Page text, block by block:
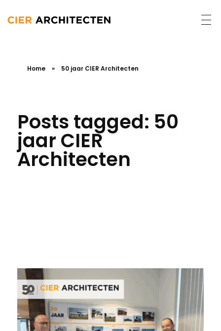
Home » 50 jaar CIER Architecten
Posts tagged: 50
jaar CIER
Architecten